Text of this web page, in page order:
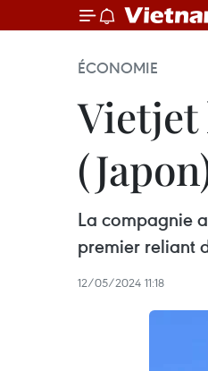
ÉCONOMIE
La compagnie
premier reliant
12/05/2024 11:18